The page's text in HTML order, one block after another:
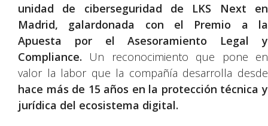
unidad de ciberseguridad de LKS Next en
Madrid, galardonada con el Premio a la
Apuesta por el Asesoramiento Legal y
Compliance. Un reconocimiento que pone en
valor la labor que la compañía desarrolla desde
hace más de 15 años en la protección técnica y
jurídica del ecosistema digital.